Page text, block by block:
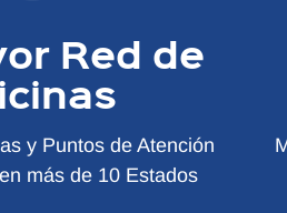
Red de
y Puntos de Atención
más de 10 Estados